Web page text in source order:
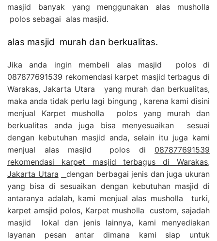
masjid banyak yang menggunakan alas musholla
polos sebagai alas masjid.
alas masjid murah dan berkualitas.
Jika anda ingin membeli alas masjid polos di
087877691539 rekomendasi karpet masjid terbagus di
Warakas, Jakarta Utara yang murah dan berkualitas,
maka anda tidak perlu lagi bingung , karena kami disini
menjual Karpet musholla polos yang murah dan
berkualitas anda juga bisa menyesuaikan sesuai
dengan kebutuhan masjid anda, selain itu juga kami
menjual alas masjid polos di 087877691539
rekomendasi karpet masjid terbagus di Warakas,
Jakarta Utara
dengan berbagai jenis dan juga ukuran
yang bisa di sesuaikan dengan kebutuhan masjid di
antaranya adalah, kami menjual alas musholla turki,
karpet amsjid polos, Karpet musholla custom, sajadah
masjid lokal dan jenis lainnya, kami menyediakan
layanan pesan antar dimana kami siap untuk